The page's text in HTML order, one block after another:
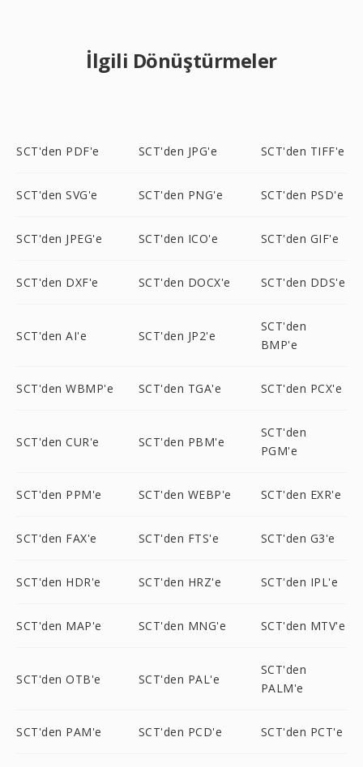
İlgili Dönüştürmeler
SCT'den PDF'e SCT'den JPG'e SCT'den TIFF'e
SCT'den SVG'e SCT'den PNG'e SCT'den PSD'e
SCT'den JPEG'e SCT'den ICO'e SCT'den GIF'e
SCT'den DXF'e SCT'den DOCX'e SCT'den DDS'e
SCT'den AI'e SCT'den JP2'e
SCT'den
BMP'e
SCT'den WBMP'e SCT'den TGA'e SCT'den PCX'e
SCT'den CUR'e SCT'den PBM'e
SCT'den
PGM'e
SCT'den PPM'e SCT'den WEBP'e SCT'den EXR'e
SCT'den FAX'e SCT'den FTS'e SCT'den G3'e
SCT'den HDR'e SCT'den HRZ'e SCT'den IPL'e
SCT'den MAP'e SCT'den MNG'e SCT'den MTV'e
SCT'den OTB'e SCT'den PAL'e
SCT'den
PALM'e
SCT'den PAM'e SCT'den PCD'e SCT'den PCT'e